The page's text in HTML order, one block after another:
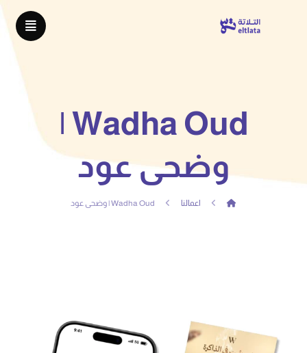
Wadha Oud |
وضحى عود
اعمالنا Wadha Oud | وضحى عود